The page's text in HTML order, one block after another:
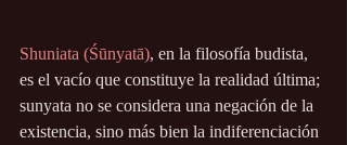
Shuniata (Śūnyatā), en la filosofía budista,
es el vacío que constituye la realidad última;
sunyata no se considera una negación de la
existencia, sino más bien la indiferenciación